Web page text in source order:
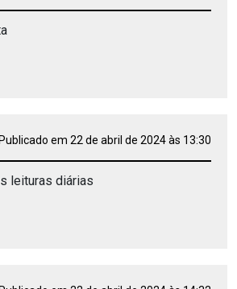
Publicado em 22 de abril de 2024 às 13:30
leituras diárias